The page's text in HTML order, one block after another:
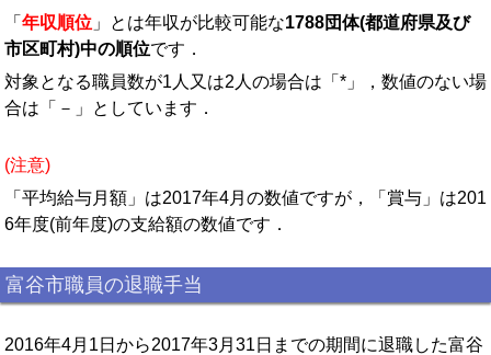
「 年収順位 」とは年収が比較可能な1788団体(都道府県及び
市区町村)中の順位です．
対象となる職員数が1人又は2人の場合は「*」，数値のない場
合は「－」としています．
(注意)
「平均給与月額」は2017年4月の数値ですが，「賞与」は201
6年度(前年度)の支給額の数値です．
富谷市職員の退職手当
2016年4月1日から2017年3月31日までの期間に退職した富谷